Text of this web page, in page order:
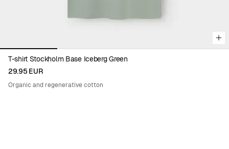
T-shirt Stockholm Base Iceberg Green
29.95 EUR
Organic and regenerative cotton